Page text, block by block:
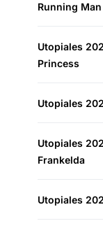
Running
Utopiales
Princess
Utopiales
Utopiales
Frankelda
Utopiales